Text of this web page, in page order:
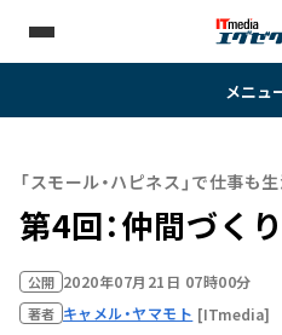
メニュ
「スモール・ハピネス」で仕事も
第4回：仲間づく
公開 2020年07月21日 07時00分
著者 キャメル・ヤマモト [ITmedia]